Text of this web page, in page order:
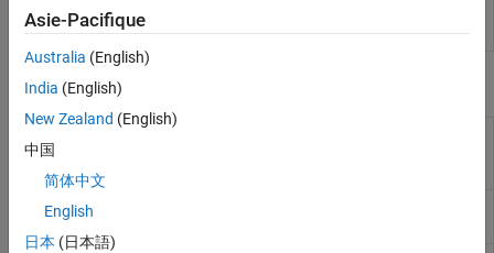
raised-cosine FIR filter
Blocs
Rectangular
Pulse Filter
Integrate and
Dump
Asie-Pacifique
Australia (English)
India (English)
New Zealand (English)
中国
简体中文
English
日本 (日本語)